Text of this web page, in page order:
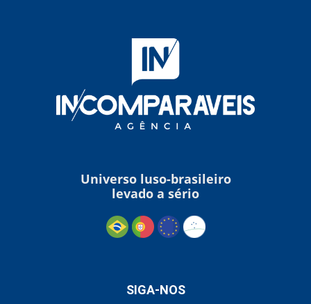
Universo luso-brasileiro
levado a sério
SIGA-NOS